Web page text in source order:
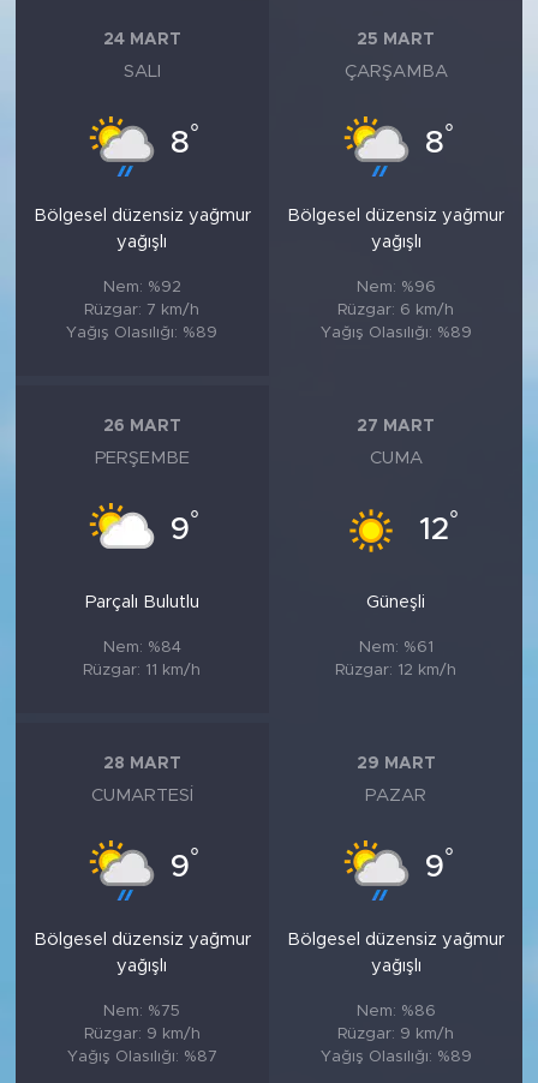
24 MART
SALI
8°
Bölgesel düzensiz yağmur
yağışlı
Nem: %92
Rüzgar: 7 km/h
Yağış Olasılığı: %89
25 MART
ÇARŞAMBA
8°
Bölgesel düzensiz yağmur
yağışlı
Nem: %96
Rüzgar: 6 km/h
Yağış Olasılığı: %89
26 MART
PERŞEMBE
9°
Parçalı Bulutlu
Nem: %84
Rüzgar: 11 km/h
27 MART
CUMA
12°
Güneşli
Nem: %61
Rüzgar: 12 km/h
28 MART
CUMARTESI
9°
Bölgesel düzensiz yağmur
yağışlı
Nem: %75
Rüzgar: 9 km/h
Yağış Olasılığı: %87
29 MART
PAZAR
9°
Bölgesel düzensiz yağmur
yağışlı
Nem: %86
Rüzgar: 9 km/h
Yağış Olasılığı: %89